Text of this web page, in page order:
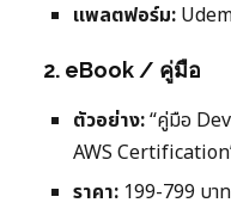
แพลตฟอร์ม:
2. eBook / คู่มือ
ตัวอย่าง:“คู่มือ
AWS
ราคา: 199-799 บาท